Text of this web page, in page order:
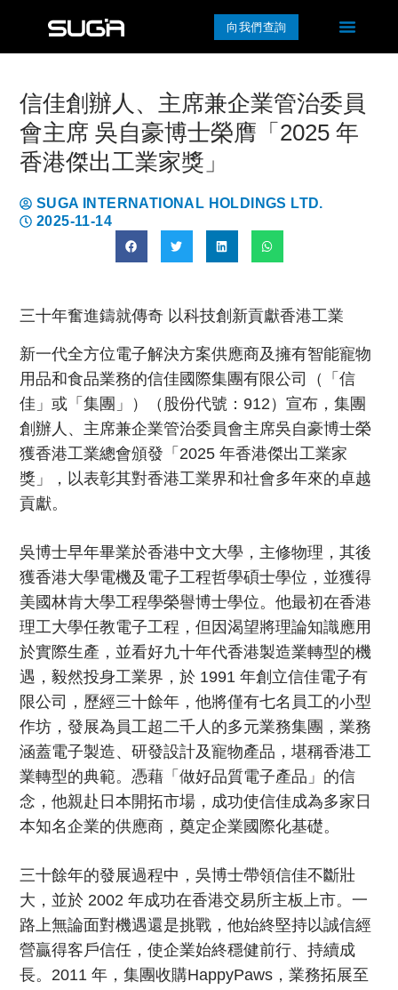
向我們查詢
信佳創辦人、主席兼企業管治委員
會主席 吳自豪博士榮膺「2025 年
香港傑出工業家獎」
SUGA INTERNATIONAL HOLDINGS LTD.
2025-11-14
三十年奮進鑄就傳奇 以科技創新貢獻香港工業
新一代全方位電子解決方案供應商及擁有智能寵物
用品和食品業務的信佳國際集團有限公司（「信
佳」或「集團」）（股份代號：912）宣布，集團
創辦人、主席兼企業管治委員會主席吳自豪博士榮
獲香港工業總會頒發「2025 年香港傑出工業家
獎」，以表彰其對香港工業界和社會多年來的卓越
貢獻。
吳博士早年畢業於香港中文大學，主修物理，其後
獲香港大學電機及電子工程哲學碩士學位，並獲得
美國林肯大學工程學榮譽博士學位。他最初在香港
理工大學任教電子工程，但因渴望將理論知識應用
於實際生產，並看好九十年代香港製造業轉型的機
遇，毅然投身工業界，於 1991 年創立信佳電子有
限公司，歷經三十餘年，他將僅有七名員工的小型
作坊，發展為員工超二千人的多元業務集團，業務
涵蓋電子製造、研發設計及寵物產品，堪稱香港工
業轉型的典範。憑藉「做好品質電子產品」的信
念，他親赴日本開拓市場，成功使信佳成為多家日
本知名企業的供應商，奠定企業國際化基礎。
三十餘年的發展過程中，吳博士帶領信佳不斷壯
大，並於 2002 年成功在香港交易所主板上市。一
路上無論面對機遇還是挑戰，他始終堅持以誠信經
營贏得客戶信任，使企業始終穩健前行、持續成
長。2011 年，集團收購HappyPaws，業務拓展至